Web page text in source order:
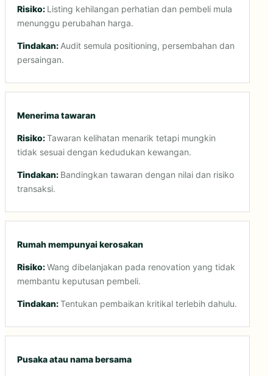
Listing kehilangan perhatian dan pembeli mula
menunggu perubahan harga.
Audit semula positioning, persembahan dan
persaingan.
Menerima tawaran
Tawaran kelihatan menarik tetapi mungkin
tidak sesuai dengan kedudukan kewangan.
Bandingkan tawaran dengan nilai dan risiko
transaksi.
Rumah mempunyai kerosakan
Wang dibelanjakan pada renovation yang tidak
membantu keputusan pembeli.
Tentukan pembaikan kritikal terlebih dahulu.
Pusaka atau nama bersama